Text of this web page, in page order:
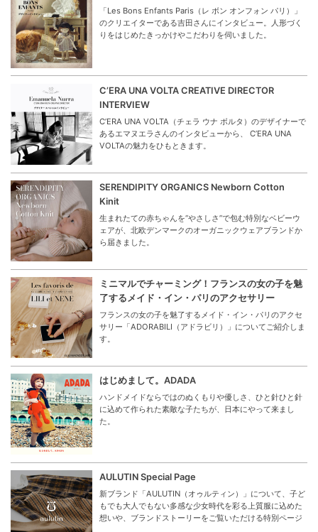
「Les Bons Enfants Paris（レ ボン オンフォン パリ）」
のクリエイターである吉田さんにインタビュー。人形づく
りをはじめたきっかけやこだわりを伺いました。
C’ERA UNA VOLTA CREATIVE DIRECTOR
INTERVIEW
C’ERA UNA VOLTA（チェラ ウナ ボルタ）のデザイナーで
あるエマヌエラさんのインタビューから、 C’ERA UNA
VOLTAの魅力をひもときます。
SERENDIPITY ORGANICS Newborn Cotton
Kinit
生まれたての赤ちゃんを“やさしさ”で包む特別なベビーウ
ェアが、北欧デンマークのオーガニックウェアブランドか
ら届きました。
ミニマルでチャーミング！フランスの女の子を魅
了するメイド・イン・パリのアクセサリー
フランスの女の子を魅了するメイド・イン・パリのアクセ
サリー「ADORABILI（アドラビリ）」についてご紹介しま
す。
はじめまして。ADADA
ハンドメイドならではのぬくもりや優しさ、ひと針ひと針
に込めて作られた素敵な子たちが、日本にやって来まし
た。
AULUTIN Special Page
新ブランド「AULUTIN（オゥルティン）」について、子ど
もでも大人でもない多感な少女時代を彩る上質服に込めた
想いや、ブランドストーリーをご覧いただける特別ページ